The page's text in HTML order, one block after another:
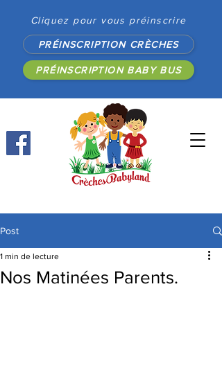
Cliquez pour vous préinscrire
PRÉINSCRIPTION CRÈCHES
PRÉINSCRIPTION BABY BUS
Post
Nos Matinées Parents.
1 min de lecture